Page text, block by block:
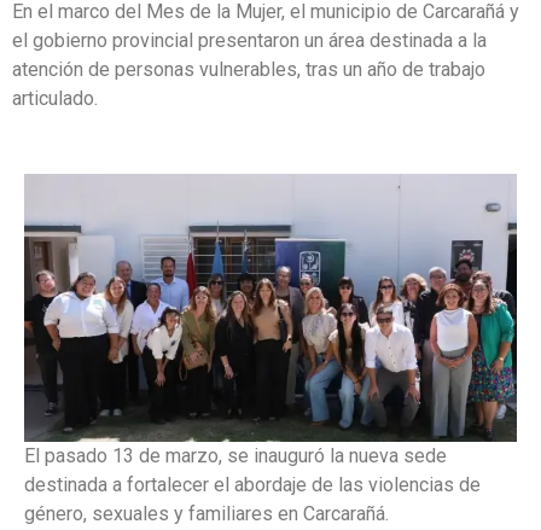
En el marco del Mes de la Mujer, el municipio de Carcarañá y
el gobierno provincial presentaron un área destinada a la
atención de personas vulnerables, tras un año de trabajo
articulado.
El pasado 13 de marzo, se inauguró la nueva sede
destinada a fortalecer el abordaje de las violencias de
género, sexuales y familiares en Carcarañá.